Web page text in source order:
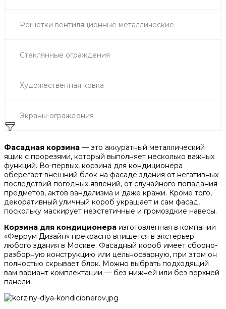
Решетки вентиляционные металлические
Стеклянные ограждения
Художественная ковка
Экраны-ограждения
Фасадная корзина — это аккуратный металлический
ящик с прорезями, который выполняет несколько важных
функций. Во-первых, корзина для кондиционера
оберегает внешний блок на фасаде здания от негативных
последствий погодных явлений, от случайного попадания
предметов, актов вандализма и даже кражи. Кроме того,
декоративный уличный короб украшает и сам фасад,
поскольку маскирует неэстетичные и громоздкие навесы.
Корзина для кондиционера изготовленная в компании
«Феррум Дизайн» прекрасно впишется в экстерьер
любого здания в Москве. Фасадный короб имеет сборно-
разборную конструкцию или цельносварную, при этом он
полностью скрывает блок. Можно выбрать подходящий
вам вариант комплектации — без нижней или без верхней
панели.